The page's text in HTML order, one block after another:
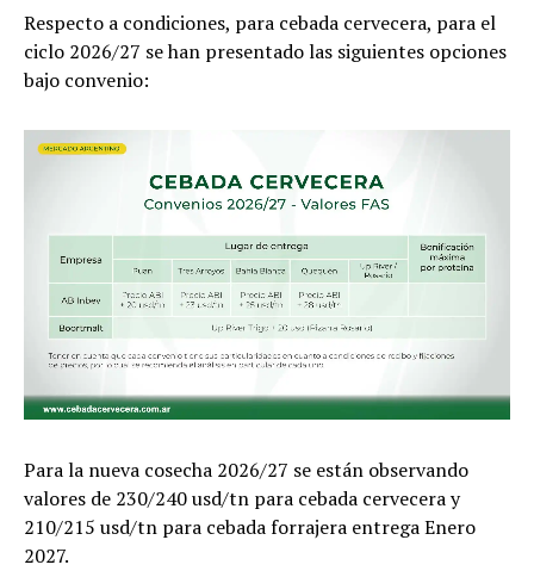
Respecto a condiciones, para cebada cervecera, para el
ciclo 2026/27 se han presentado las siguientes opciones
bajo convenio:
Para la nueva cosecha 2026/27 se están observando
valores de 230/240 usd/tn para cebada cervecera y
210/215 usd/tn para cebada forrajera entrega Enero
2027.